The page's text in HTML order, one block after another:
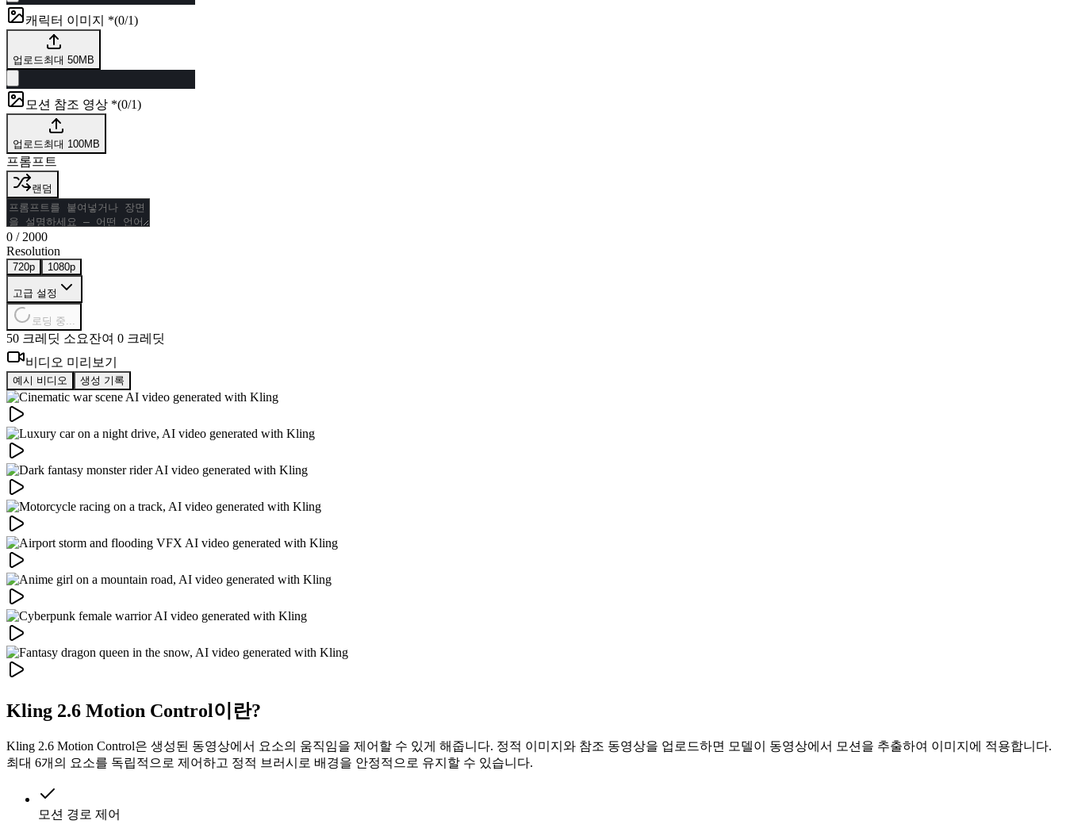
캐릭터 이미지 *(0/1)
업로드 최대 50MB
모션 참조 영상 *(0/1)
업로드 최대 100MB
프롬프트
랜덤
0 / 2000
Resolution
720p 1080p
고급 설정
로딩 중...
50 크레딧 소요잔여 0 크레딧
비디오 미리보기
예시 비디오 생성 기록
Kling 2.6 Motion Control이란?
Kling 2.6 Motion Control은 생성된 동영상에서 요소의 움직임을 제어할 수 있게 해줍니다. 정적 이미지와 참조 동영상을 업로드하면 모델이 동영상에서 모션을 추출하여 이미지에 적용합니다.
최대 6개의 요소를 독립적으로 제어하고 정적 브러시로 배경을 안정적으로 유지할 수 있습니다.
모션 경로 제어